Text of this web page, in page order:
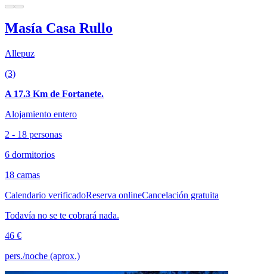
Masía Casa Rullo
Allepuz
(3)
A 17.3 Km de Fortanete.
Alojamiento entero
2 - 18 personas
6 dormitorios
18 camas
Calendario verificadoReserva onlineCancelación gratuita
Todavía no se te cobrará nada.
46 €
pers./noche (aprox.)